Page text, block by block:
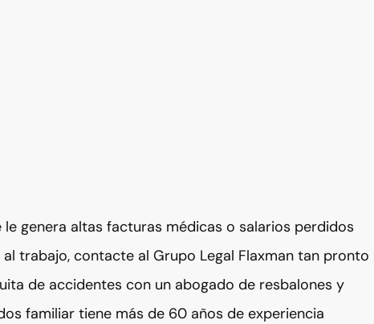
genera altas facturas médicas o salarios perdidos
trabajo, contacte al Grupo Legal Flaxman tan pronto
de accidentes con un abogado de resbalones y
familiar tiene más de 60 años de experiencia